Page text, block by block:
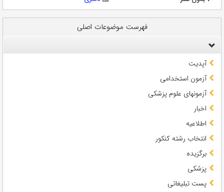
فهرست موضوعات اصلی
آپدیت
آزمون استخدامی
آزمونهای علوم پزشکی
اخبار
اطلاعیه
انتخاب رشته کنکور
برگزیده
پزشکی
پست تبلیغاتی